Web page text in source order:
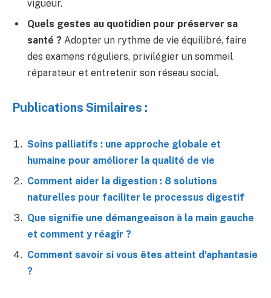
vigueur.
Quels gestes au quotidien pour préserver sa
santé ? Adopter un rythme de vie équilibré, faire
des examens réguliers, privilégier un sommeil
réparateur et entretenir son réseau social.
Publications Similaires :
Soins palliatifs : une approche globale et
humaine pour améliorer la qualité de vie
Comment aider la digestion : 8 solutions
naturelles pour faciliter le processus digestif
Que signifie une démangeaison à la main gauche
et comment y réagir ?
Comment savoir si vous êtes atteint d’aphantasie
?